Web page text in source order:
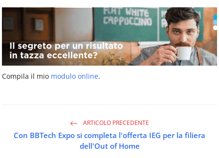
Compila il mio modulo online.
ARTICOLO PRECEDENTE
Con BBTech Expo si completa l'offerta IEG per la filiera
dell'Out of Home